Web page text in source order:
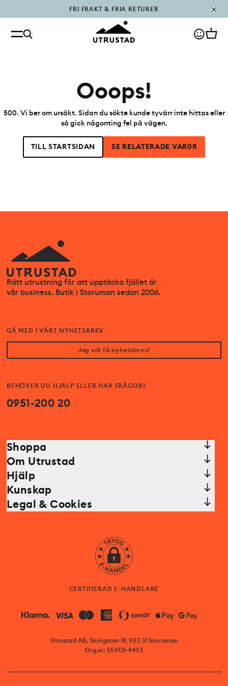
FRI FRAKT & FRIA RETURER
PÅFYLLT I OUTLET
Ooops!
500. Vi ber om ursäkt. Sidan du sökte kunde tyvärr inte hittas eller
så gick någonting fel på vägen.
TILL STARTSIDAN SE RELATERADE VAR0R
Rätt utrustning för att upptäcka fjället är
vår business. Butik i Storuman sedan 2006.
BEHÖVER DU HJÄLP ELLER HAR FRÅGOR?
0951-200 20
GÅ MED I VÅRT NYHETSBREV
Jag vill få nyhetsbrev!
Shoppa
Om Utrustad
Hjälp
Kunskap
Legal & Cookies
CERTIFIERAD E-HANDLARE
Utrustad AB, Skolgatan 19, 923 31 Storuman
Org.nr: 559131-9453